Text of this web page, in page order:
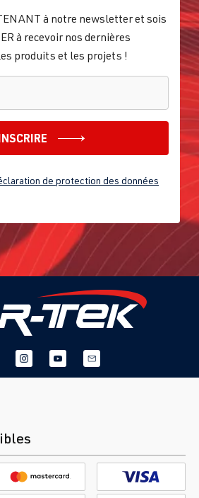
à notre newsletter et sois
à recevoir nos dernières
produits et les projets !
de protection des données